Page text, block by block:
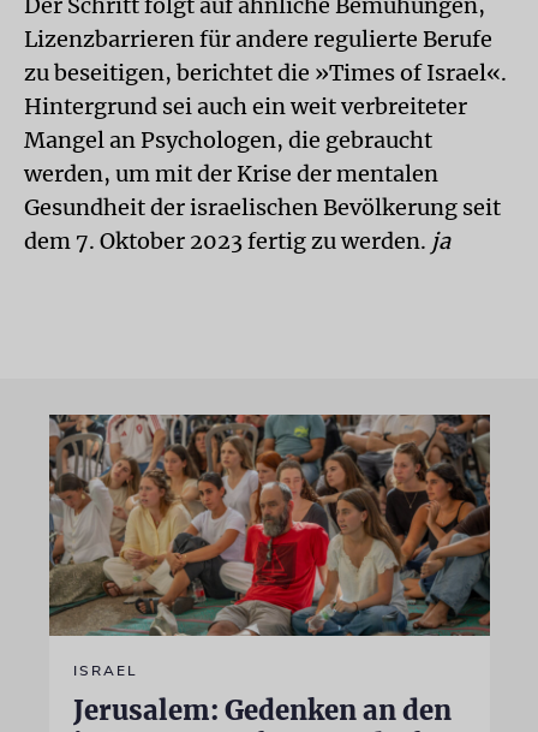
Lizenzbarrieren für andere regulierte Berufe
zu beseitigen, berichtet die »Times of Israel«.
Hintergrund sei auch ein weit verbreiteter
Mangel an Psychologen, die gebraucht
werden, um mit der Krise der mentalen
Gesundheit der israelischen Bevölkerung seit
dem 7. Oktober 2023 fertig zu werden. ja
ISRAEL
Jerusalem: Gedenken an den